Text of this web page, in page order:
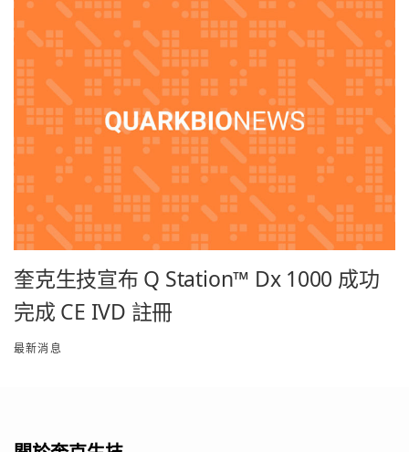
奎克生技宣布 Q Station™ Dx 1000 成功
完成 CE IVD 註冊
最新消息